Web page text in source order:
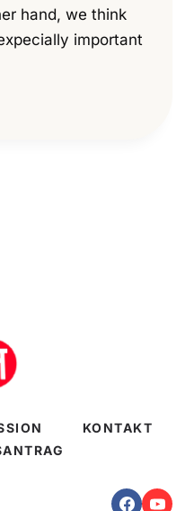
hand, we think
important
KONTAKT